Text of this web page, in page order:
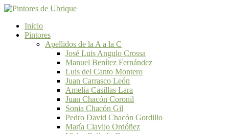
Inicio
Pintores
Apellidos de la A a la C
José Luis Angulo Crossa
Manuel Benítez Fernández
Luis del Canto Montero
Juan Carrasco León
Amelia Casillas Lara
Juan Chacón Coronil
Sonia Chacón Gil
Pedro David Chacón Gordillo
María Clavijo Ordóñez